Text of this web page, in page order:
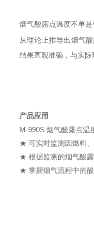
烟气酸露点温度不单
从理论上推导出烟气
结果直观准确，与实
产品应用
M-990S 烟气酸露点温
★ 可实时监测因燃料
★ 根据监测的烟气酸
★ 掌握烟气流程中的酸